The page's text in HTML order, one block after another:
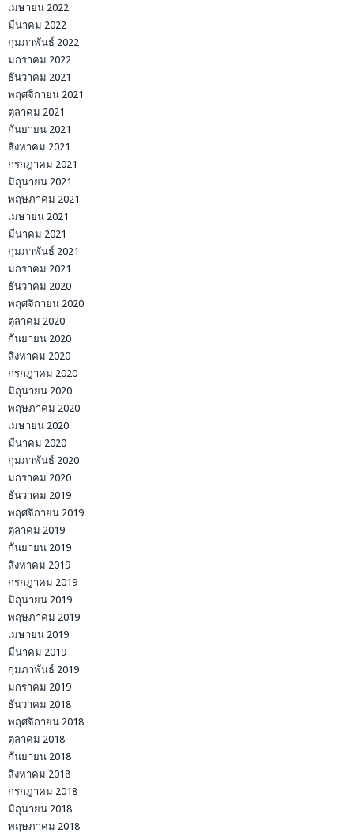
เมษายน 2022
มีนาคม 2022
กุมภาพันธ์ 2022
มกราคม 2022
ธันวาคม 2021
พฤศจิกายน 2021
ตุลาคม 2021
กันยายน 2021
สิงหาคม 2021
กรกฎาคม 2021
มิถุนายน 2021
พฤษภาคม 2021
เมษายน 2021
มีนาคม 2021
กุมภาพันธ์ 2021
มกราคม 2021
ธันวาคม 2020
พฤศจิกายน 2020
ตุลาคม 2020
กันยายน 2020
สิงหาคม 2020
กรกฎาคม 2020
มิถุนายน 2020
พฤษภาคม 2020
เมษายน 2020
มีนาคม 2020
กุมภาพันธ์ 2020
มกราคม 2020
ธันวาคม 2019
พฤศจิกายน 2019
ตุลาคม 2019
กันยายน 2019
สิงหาคม 2019
กรกฎาคม 2019
มิถุนายน 2019
พฤษภาคม 2019
เมษายน 2019
มีนาคม 2019
กุมภาพันธ์ 2019
มกราคม 2019
ธันวาคม 2018
พฤศจิกายน 2018
ตุลาคม 2018
กันยายน 2018
สิงหาคม 2018
กรกฎาคม 2018
มิถุนายน 2018
พฤษภาคม 2018